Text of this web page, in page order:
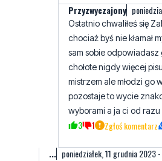
Przyzwyczajony
Ostatnio chwaliłeś się
chociaż byś nie kłamał
sam sobie odpowiadasz
chołote nigdy więcej
mistrzem ale młodzi go
pozostaje to wycie
wyborami a ja ci od
3 1 Zgłoś komentarz
... poniedziałek, 11 grudnia 2023